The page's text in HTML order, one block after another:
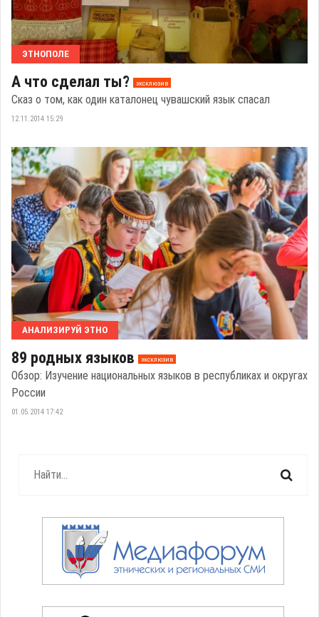
ЭТНОПОЛЕ
А что сделал ты? эксклюзив
Сказ о том, как один каталонец чувашский язык спасал
12.11.2014 15:29
АНАЛИЗИРУЙ ЭТНО
89 родных языков эксклюзив
Обзор: Изучение национальных языков в республиках и округах
России
01.05.2014 17:42